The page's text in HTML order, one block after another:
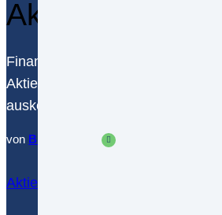
Aktien online
Finanzexperten sehen Investition
Aktien daher als besonders gut
auskennt?
von Burak Aras
Aktiendepots im Vergleich